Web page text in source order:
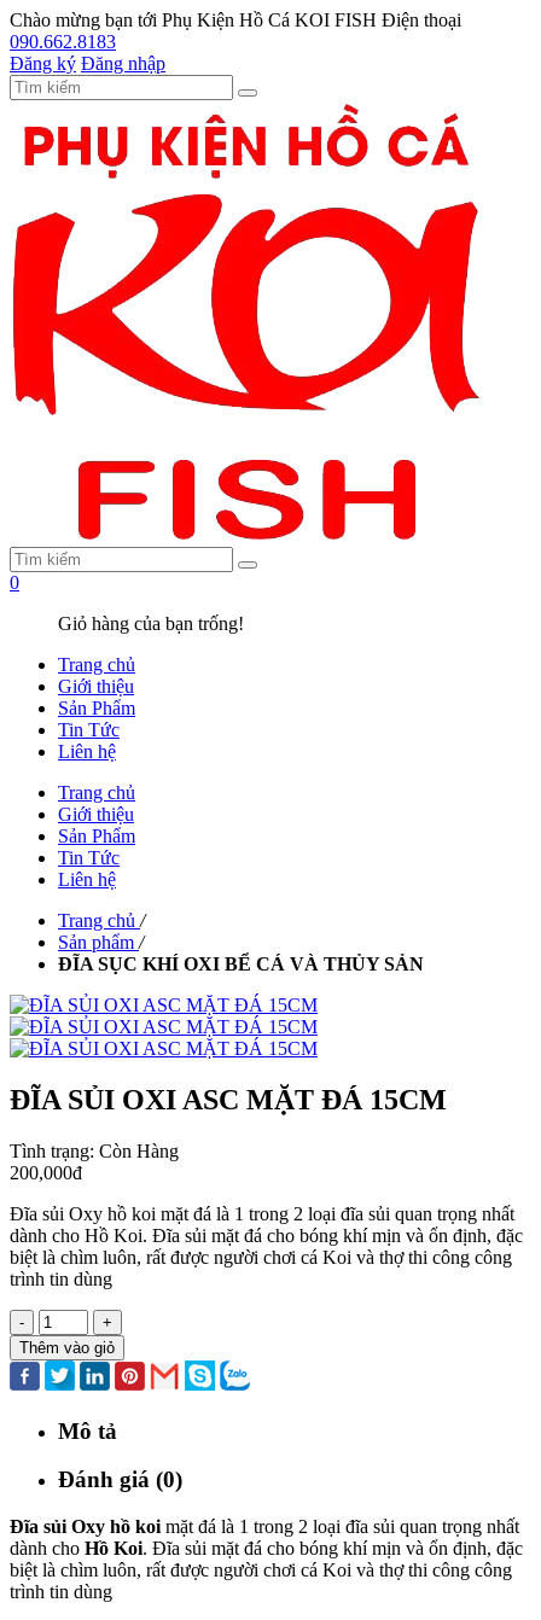
Chào mừng bạn tới Phụ Kiện Hồ Cá KOI FISH Điện thoại
090.662.8183
Đăng ký Đăng nhập
0
Giỏ hàng của bạn trống!
Trang chủ
Giới thiệu
Sản Phẩm
Tin Tức
Liên hệ
Trang chủ
Giới thiệu
Sản Phẩm
Tin Tức
Liên hệ
Trang chủ /
Sản phẩm /
ĐĨA SỤC KHÍ OXI BỂ CÁ VÀ THỦY SẢN
ĐĨA SỦI OXI ASC MẶT ĐÁ 15CM
Tình trạng: Còn Hàng
200,000đ
Đĩa sủi Oxy hồ koi mặt đá là 1 trong 2 loại đĩa sủi quan trọng nhất
dành cho Hồ Koi. Đĩa sủi mặt đá cho bóng khí mịn và ổn định, đặc
biệt là chìm luôn, rất được người chơi cá Koi và thợ thi công công
trình tin dùng
-
+
Thêm vào giỏ
Mô tả
Đánh giá (0)
Đĩa sủi Oxy hồ koi mặt đá là 1 trong 2 loại đĩa sủi quan trọng nhất
dành cho Hồ Koi. Đĩa sủi mặt đá cho bóng khí mịn và ổn định, đặc
biệt là chìm luôn, rất được người chơi cá Koi và thợ thi công công
trình tin dùng